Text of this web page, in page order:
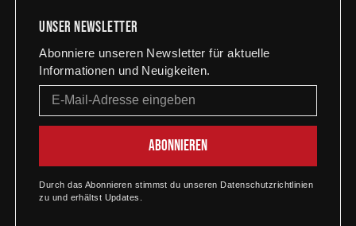
Unser newsletter
Abonniere unseren Newsletter für aktuelle
Informationen und Neuigkeiten.
Durch das Abonnieren stimmst du unseren Datenschutzrichtlinien
zu und erhältst Updates.